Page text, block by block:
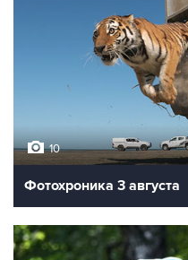
10
Фотохроника 3 августа